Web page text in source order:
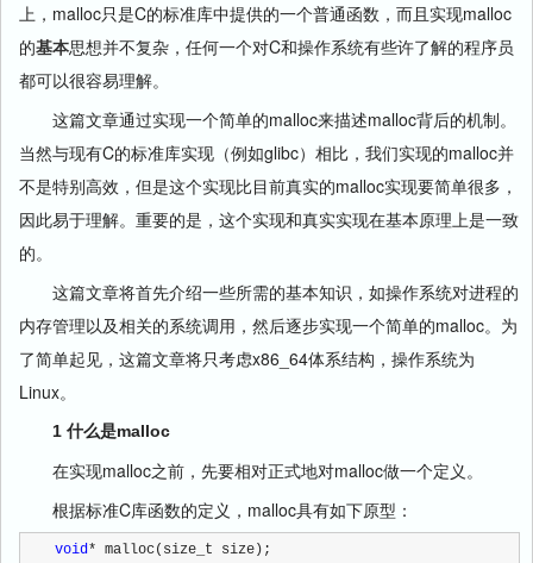
上，malloc只是C的标准库中提供的一个普通函数，而且实现malloc
的基本思想并不复杂，任何一个对C和操作系统有些许了解的程序员
都可以很容易理解。
这篇文章通过实现一个简单的malloc来描述malloc背后的机制。
当然与现有C的标准库实现（例如glibc）相比，我们实现的malloc并
不是特别高效，但是这个实现比目前真实的malloc实现要简单很多，
因此易于理解。重要的是，这个实现和真实实现在基本原理上是一致
的。
这篇文章将首先介绍一些所需的基本知识，如操作系统对进程的
内存管理以及相关的系统调用，然后逐步实现一个简单的malloc。为
了简单起见，这篇文章将只考虑x86_64体系结构，操作系统为
Linux。
1 什么是malloc
在实现malloc之前，先要相对正式地对malloc做一个定义。
根据标准C库函数的定义，malloc具有如下原型：
void* malloc(size_t size);